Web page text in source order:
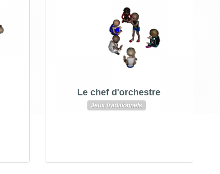
Le chef d'orchestre
Jeux traditionnels